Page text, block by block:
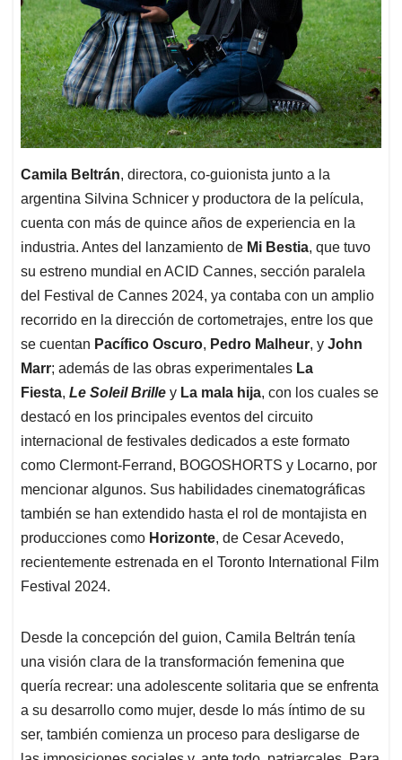
Camila Beltrán, directora, co-guionista junto a la
argentina Silvina Schnicer y productora de la película,
cuenta con más de quince años de experiencia en la
industria. Antes del lanzamiento de Mi Bestia, que tuvo
su estreno mundial en ACID Cannes, sección paralela
del Festival de Cannes 2024, ya contaba con un amplio
recorrido en la dirección de cortometrajes, entre los que
se cuentan Pacífico Oscuro, Pedro Malheur, y John
Marr; además de las obras experimentales La
Fiesta, Le Soleil Brille y La mala hija, con los cuales se
destacó en los principales eventos del circuito
internacional de festivales dedicados a este formato
como Clermont-Ferrand, BOGOSHORTS y Locarno, por
mencionar algunos. Sus habilidades cinematográficas
también se han extendido hasta el rol de montajista en
producciones como Horizonte, de Cesar Acevedo,
recientemente estrenada en el Toronto International Film
Festival 2024.
Desde la concepción del guion, Camila Beltrán tenía
una visión clara de la transformación femenina que
quería recrear: una adolescente solitaria que se enfrenta
a su desarrollo como mujer, desde lo más íntimo de su
ser, también comienza un proceso para desligarse de